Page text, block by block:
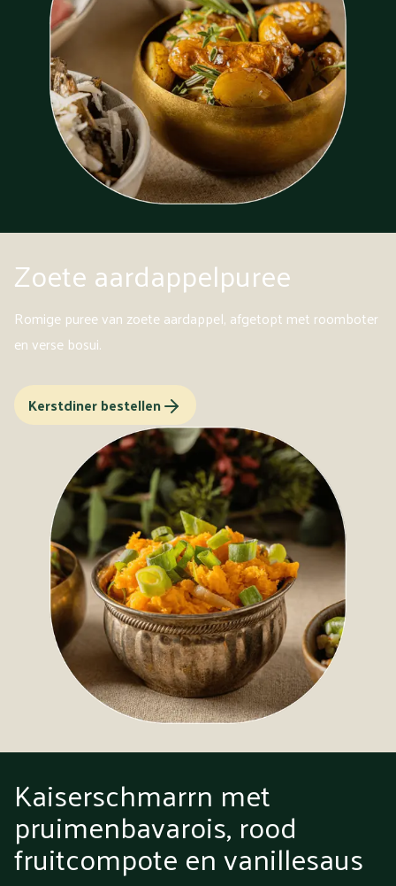
Zoete aardappelpuree
Romige puree van zoete aardappel, afgetopt met roomboter
en verse bosui.
Kerstdiner bestellen
Kaiserschmarrn met
pruimenbavarois, rood
fruitcompote en vanillesaus